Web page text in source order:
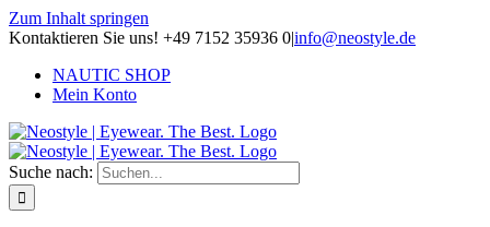
Zum Inhalt springen
Kontaktieren Sie uns! +49 7152 35936 0|info@neostyle.de
NAUTIC SHOP
Mein Konto
Suche nach: